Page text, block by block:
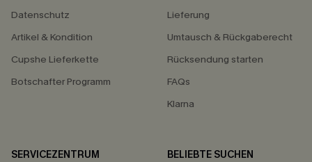
Datenschutz
Artikel & Kondition
Cupshe Lieferkette
Botschafter Programm
Lieferung
Umtausch & Rückgaberecht
Rücksendung starten
FAQs
Klarna
SERVICEZENTRUM
BELIEBTE SUCHEN